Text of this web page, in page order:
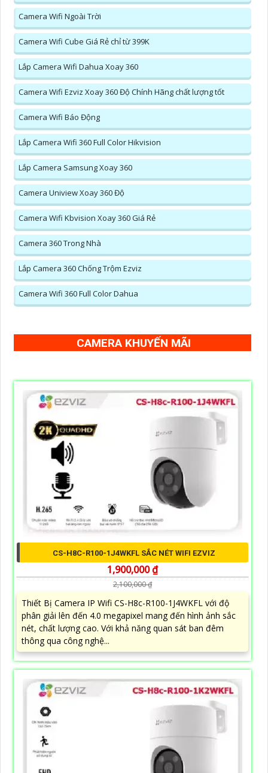
Camera Wifi Ngoài Trời
Camera Wifi Cube Giá Rẻ chỉ từ 399K
Lắp Camera Wifi Dahua Xoay 360
Camera Wifi Ezviz Xoay 360 Độ Chính Hãng chất lượng tốt
Camera Wifi Báo Động
Lắp Camera Wifi 360 Full Color Hikvision
Lắp Camera Samsung Xoay 360
Camera Uniview Xoay 360 Độ
Camera Wifi Kbvision Xoay 360 Giá Rẻ
Camera 360 Trong Nhà
Lắp Camera 360 Chống Trộm Ezviz
Camera Wifi 360 Full Color Dahua
CAMERA KHUYẾN MÃI
CS-H8C-R100-1J4WKFL SẮC NÉT WIFI EZVIZ
1,900,000 ₫
2,100,000 ₫
Thiết Bị Camera IP Wifi CS-H8c-R100-1J4WKFL với độ
phân giải lên đến 4.0 megapixel mang đến hình ảnh sắc
nét, chất lượng cao. Với khả năng quan sát ban đêm
thông qua công nghệ...